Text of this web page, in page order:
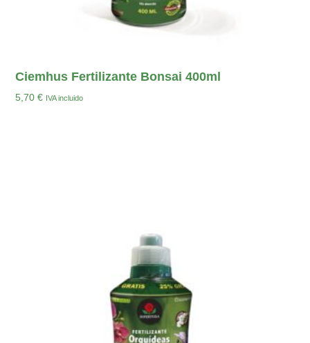
Ciemhus Fertilizante Bonsai 400ml
5,70€ IVA incluido